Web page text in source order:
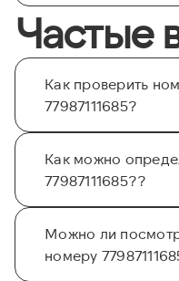
Частые
Как проверить
77987111685?
Как можно
77987111685??
Можно ли
номеру